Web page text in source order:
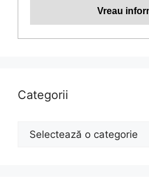
Categorii
Categorii